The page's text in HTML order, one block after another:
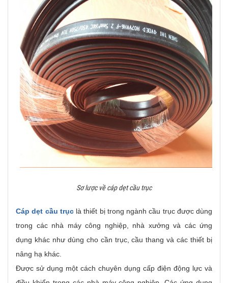
Sơ lược về cáp dẹt cầu trục
Cáp dẹt cầu trụclà thiết bị trong ngành cầu trục được dùng
trong các nhà máy công nghiệp, nhà xưởng và các ứng
dụng khác như dùng cho cần trục, cầu thang và các thiết bị
nâng hạ khác.
Được sử dụng một cách chuyên dụng cấp điện động lực và